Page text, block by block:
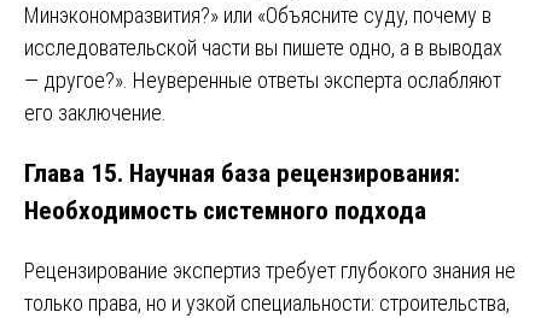
Минэкономразвития?» или «Объясните суду, почему в
исследовательской части вы пишете одно, а в выводах
— другое?». Неуверенные ответы эксперта ослабляют
его заключение.
Глава 15. Научная база рецензирования:
Необходимость системного подхода
Рецензирование экспертиз требует глубокого знания не
только права, но и узкой специальности: строительства,